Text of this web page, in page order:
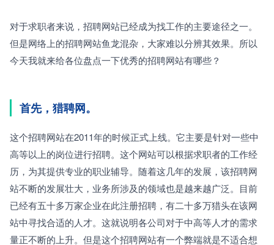
对于求职者来说，招聘网站已经成为找工作的主要途径之一。
但是网络上的招聘网站鱼龙混杂，大家难以分辨其效果。所以
今天我就来给各位盘点一下优秀的招聘网站有哪些？
首先，猎聘网。
这个招聘网站在2011年的时候正式上线。它主要是针对一些中
高等以上的岗位进行招聘。这个网站可以根据求职者的工作经
历，为其提供专业的职业辅导。随着这几年的发展，该招聘网
站不断的发展壮大，业务所涉及的领域也是越来越广泛。目前
已经有五十多万家企业在此注册招聘，有二十多万猎头在该网
站中寻找合适的人才。这就说明各公司对于中高等人才的需求
量正不断的上升。但是这个招聘网站有一个弊端就是不适合想